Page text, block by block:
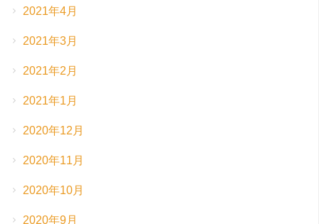
2021年4月
2021年3月
2021年2月
2021年1月
2020年12月
2020年11月
2020年10月
2020年9月